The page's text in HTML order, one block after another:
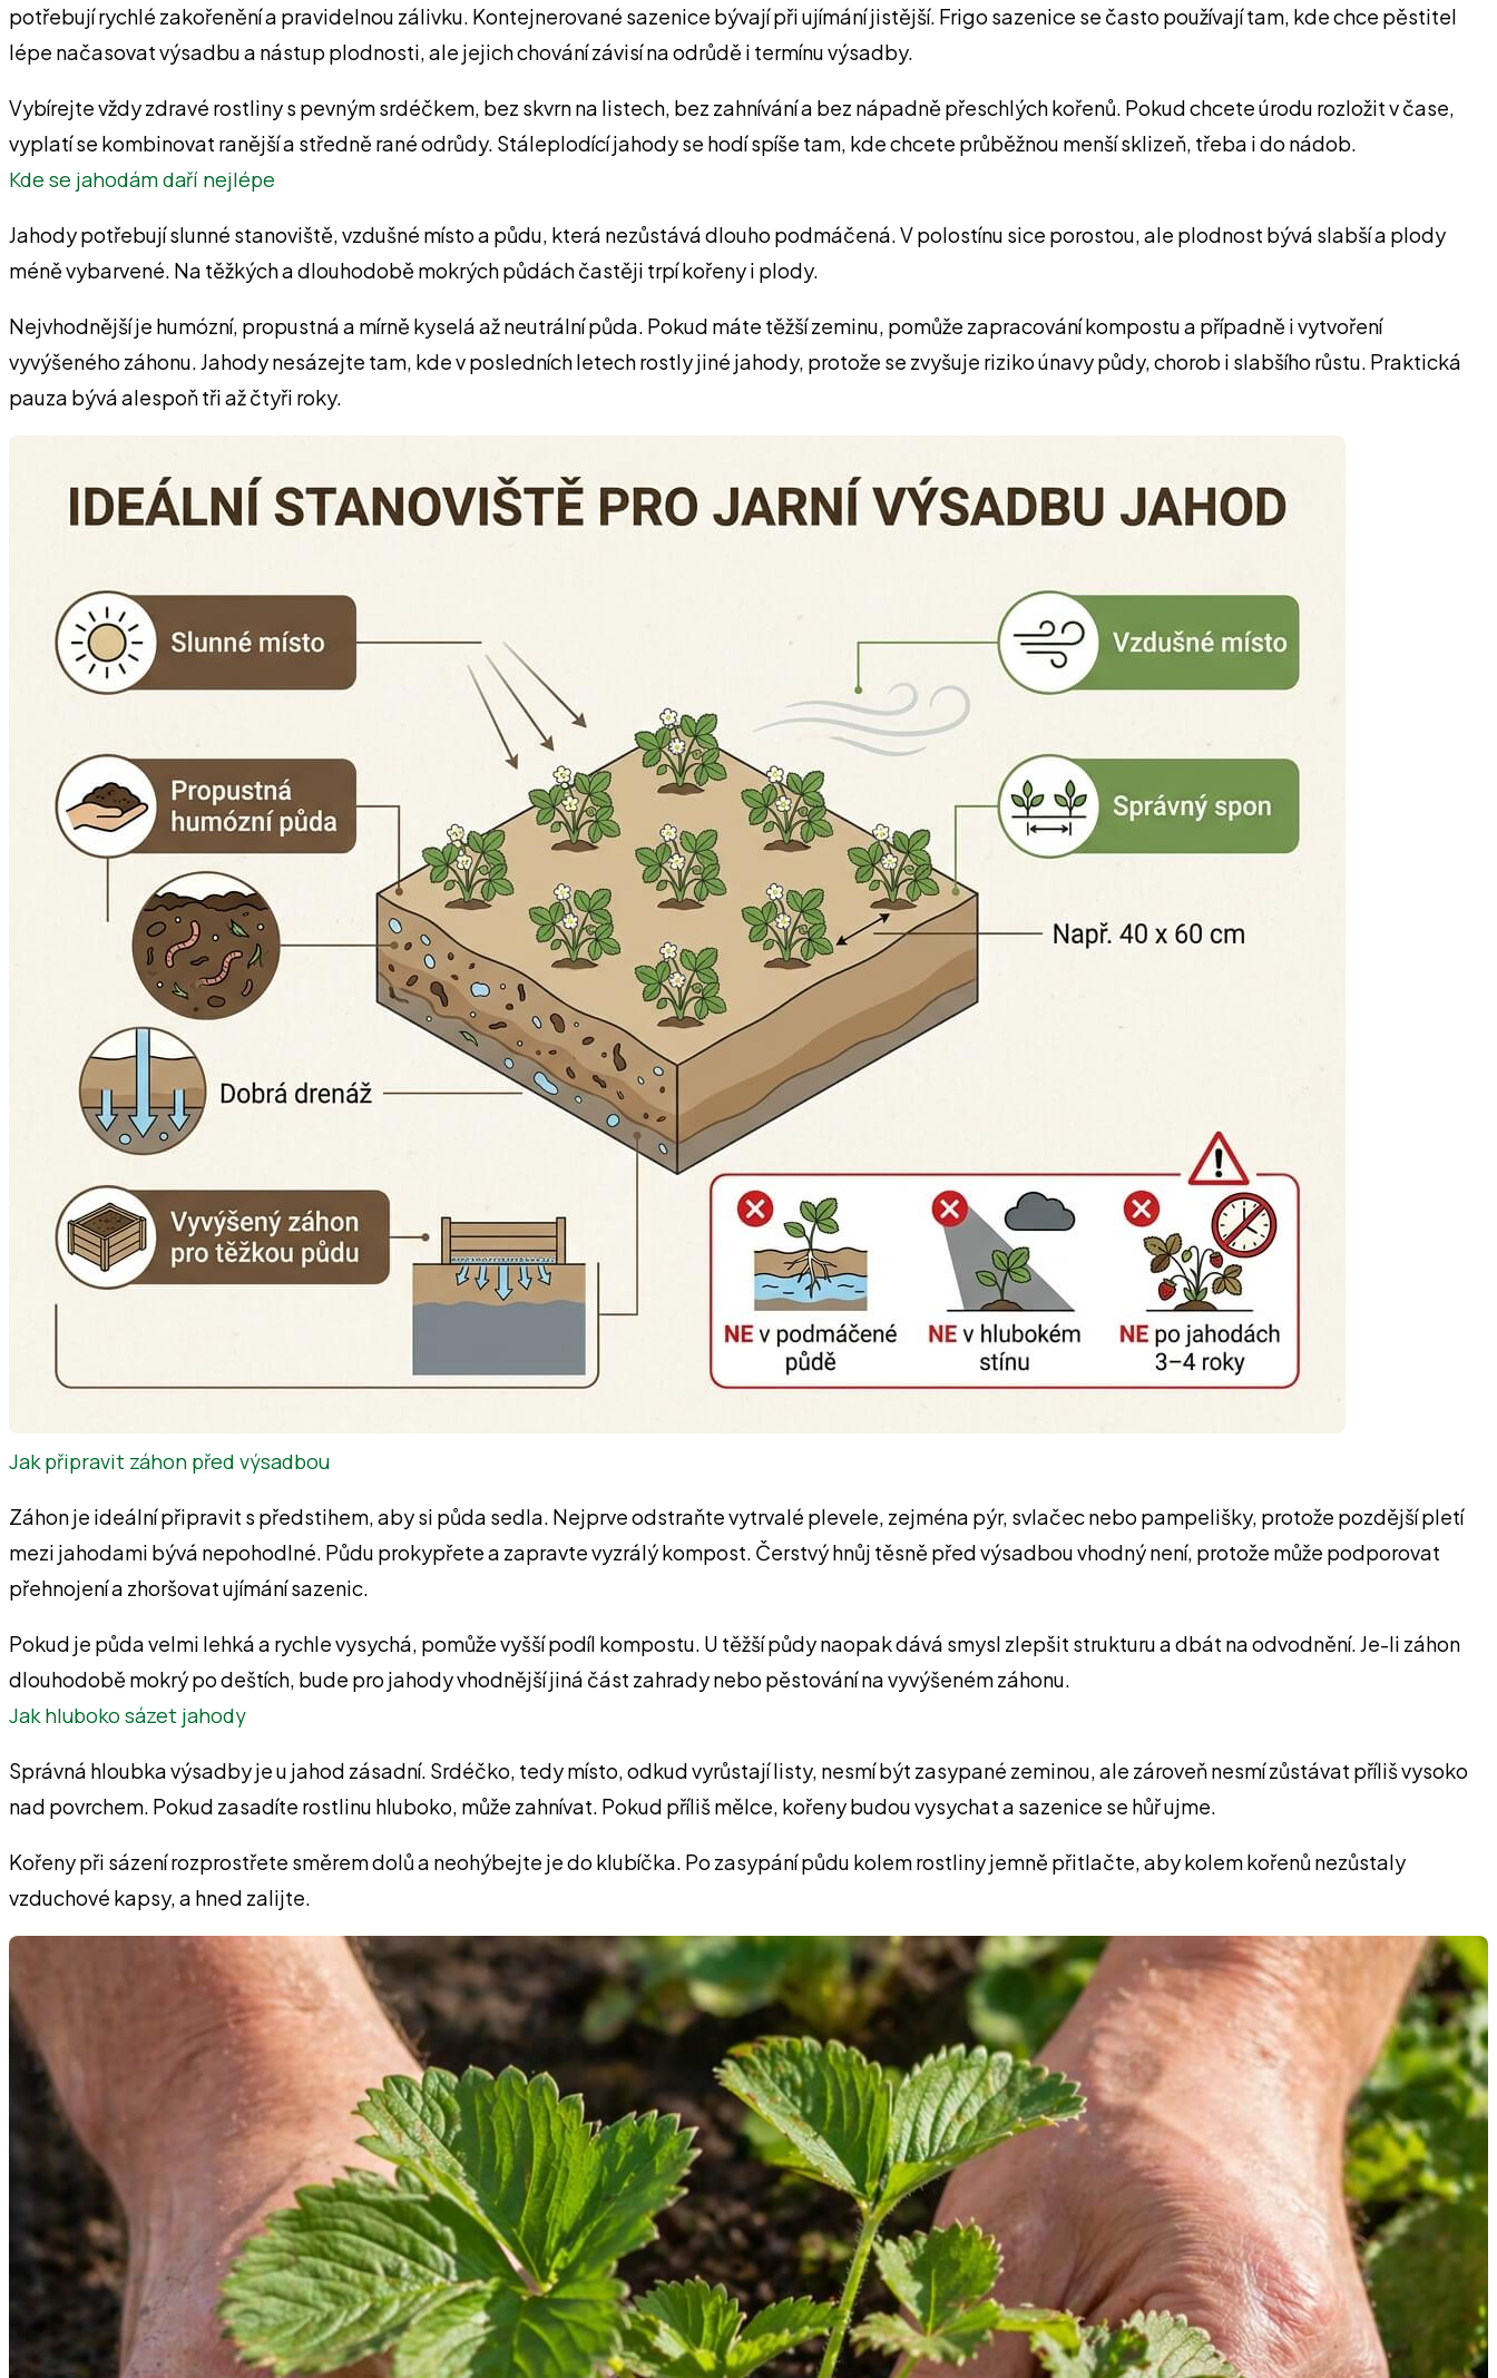
potřebují rychlé zakořenění a pravidelnou zálivku. Kontejnerované sazenice bývají při ujímání jistější. Frigo sazenice se často používají tam, kde chce pěstitel
lépe načasovat výsadbu a nástup plodnosti, ale jejich chování závisí na odrůdě i termínu výsadby.
Vybírejte vždy zdravé rostliny s pevným srdéčkem, bez skvrn na listech, bez zahnívání a bez nápadně přeschlých kořenů. Pokud chcete úrodu rozložit v čase,
vyplatí se kombinovat ranější a středně rané odrůdy. Stáleplodící jahody se hodí spíše tam, kde chcete průběžnou menší sklizeň, třeba i do nádob.
Kde se jahodám daří nejlépe
Jahody potřebují slunné stanoviště, vzdušné místo a půdu, která nezůstává dlouho podmáčená. V polostínu sice porostou, ale plodnost bývá slabší a plody
méně vybarvené. Na těžkých a dlouhodobě mokrých půdách častěji trpí kořeny i plody.
Nejvhodnější je humózní, propustná a mírně kyselá až neutrální půda. Pokud máte těžší zeminu, pomůže zapracování kompostu a případně i vytvoření
vyvýšeného záhonu. Jahody nesázejte tam, kde v posledních letech rostly jiné jahody, protože se zvyšuje riziko únavy půdy, chorob i slabšího růstu. Praktická
pauza bývá alespoň tři až čtyři roky.
Jak připravit záhon před výsadbou
Záhon je ideální připravit s předstihem, aby si půda sedla. Nejprve odstraňte vytrvalé plevele, zejména pýr, svlačec nebo pampelišky, protože pozdější pletí
mezi jahodami bývá nepohodlné. Půdu prokypřete a zapravte vyzrálý kompost. Čerstvý hnůj těsně před výsadbou vhodný není, protože může podporovat
přehnojení a zhoršovat ujímání sazenic.
Pokud je půda velmi lehká a rychle vysychá, pomůže vyšší podíl kompostu. U těžší půdy naopak dává smysl zlepšit strukturu a dbát na odvodnění. Je-li záhon
dlouhodobě mokrý po deštích, bude pro jahody vhodnější jiná část zahrady nebo pěstování na vyvýšeném záhonu.
Jak hluboko sázet jahody
Správná hloubka výsadby je u jahod zásadní. Srdéčko, tedy místo, odkud vyrůstají listy, nesmí být zasypané zeminou, ale zároveň nesmí zůstávat příliš vysoko
nad povrchem. Pokud zasadíte rostlinu hluboko, může zahnívat. Pokud příliš mělce, kořeny budou vysychat a sazenice se hůř ujme.
Kořeny při sázení rozprostřete směrem dolů a neohýbejte je do klubíčka. Po zasypání půdu kolem rostliny jemně přitlačte, aby kolem kořenů nezůstaly
vzduchové kapsy, a hned zalijte.